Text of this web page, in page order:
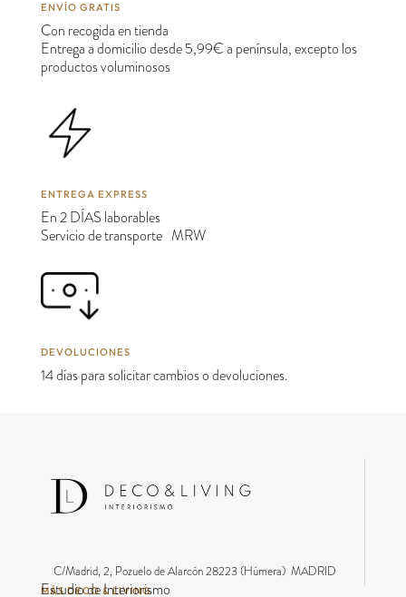
ENVÍO GRATIS
Con recogida en tienda
Entrega a domicilio desde 5,99€ a península, excepto los
productos voluminosos
ENTREGA EXPRESS
En 2 DÍAS laborables
Servicio de transporte MRW
DEVOLUCIONES
14 días para solicitar cambios o devoluciones.
C/Madrid, 2, Pozuelo de Alarcón 28223 (Húmera) MADRID
MÁS DECO & LIVING
Estudio de Interiorismo